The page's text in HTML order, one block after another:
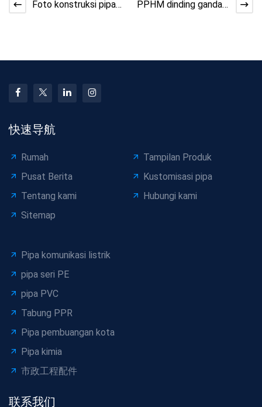
Foto konstruksi pipa
PPHM dinding ganda
快速导航
Rumah
Tampilan Produk
Pusat Berita
Kustomisasi pipa
Tentang kami
Hubungi kami
Sitemap
Pipa komunikasi listrik
pipa seri PE
pipa PVC
Tabung PPR
Pipa pembuangan kota
Pipa kimia
市政工程配件
联系我们